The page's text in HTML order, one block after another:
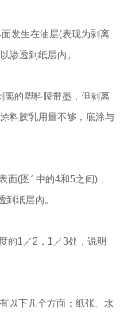
发生在油层(表现为剥离
渗透到纸层内。
离的塑料膜带墨，但剥离
料胶乳用量不够，底涂与
面(图1中的4和5之间)，
纸层内。
的1／2，1／3处，说明
以下几个方面：纸张、水